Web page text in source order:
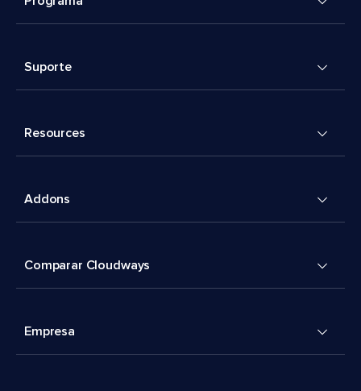
Suporte
Resources
Addons
Comparar Cloudways
Empresa